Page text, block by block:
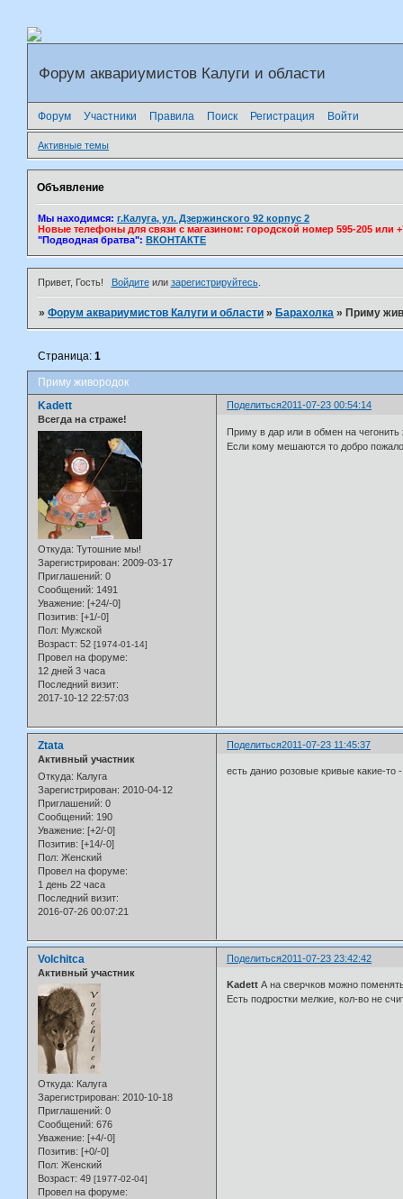
Форум аквариумистов Калуги и области
Форум Участники Правила Поиск Регистрация Войти
Активные темы
Объявление
Мы находимся: г.Калуга, ул. Дзержинского 92 корпус 2
Новые телефоны для связи с магазином: городской номер 595-205 или
"Подводная братва": ВКОНТАКТЕ
Привет, Гость! Войдитеили зарегистрируйтесь.
»Форум аквариумистов Калуги и области » Барахолка » Приму
Приму живородок
Страница:1
Поделиться2011-07-23 00:54:14
Kadett
Всегда на страже!
Откуда: Тутошние мы!
Зарегистрирован: 2009-03-17
Приглашений: 0
Сообщений: 1491
Уважение: [+24/-0]
Позитив: [+1/-0]
Пол: Мужской
Возраст: 52 [1974-01-14]
Провел на форуме:
12 дней 3 часа
Последний визит:
2017-10-12 22:57:03
Приму в дар или в обмен на
Если кому мешаются то добро
Поделиться2011-07-23 11:45:37
Ztata
Активный участник
Откуда: Калуга
Зарегистрирован: 2010-04-12
Приглашений: 0
Сообщений: 190
Уважение: [+2/-0]
Позитив: [+14/-0]
Пол: Женский
Провел на форуме:
1 день 22 часа
Последний визит:
2016-07-26 00:07:21
есть данио розовые кривые какие-то
Поделиться2011-07-23 23:42:42
Volchitca
Активный участник
Откуда: Калуга
Зарегистрирован: 2010-10-18
Приглашений: 0
Сообщений: 676
Уважение: [+4/-0]
Позитив: [+0/-0]
Пол: Женский
Возраст: 49 [1977-02-04]
Провел на форуме:
Kadett А на сверчков можно
Есть подростки мелкие, кол-во не